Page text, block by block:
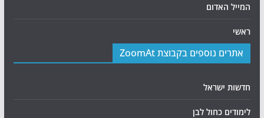
המייל האדום
ראשי
אתרים נוספים בקבוצת ZoomAt
חדשות ישראל
לימודים כחול לבן